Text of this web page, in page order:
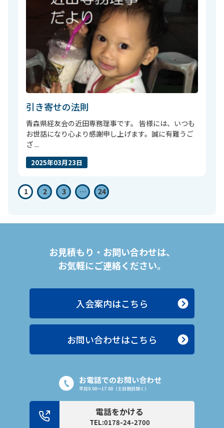
引き寄せの法則
青森県経友会の近田専務理事です。 皆様には、いつも
お世話になり心より感謝申し上げます。誠に有難うご
ざ ...
2025年03月23日
1 2 3 … 24
お見積もり・お問い合わせは、
お気軽にご連絡ください。
入会案内はこちら
お問い合わせはこちら
お電話でのお問い合わせ
平日9:00〜17:00（土日祝日除く）
電話をかける
TEL:0178-24-2700